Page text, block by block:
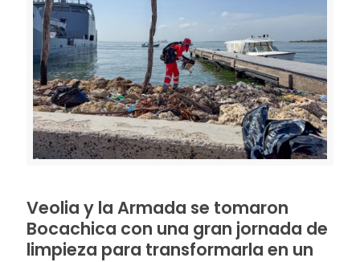
Veolia y la Armada se tomaron
Bocachica con una gran jornada de
limpieza para transformarla en un